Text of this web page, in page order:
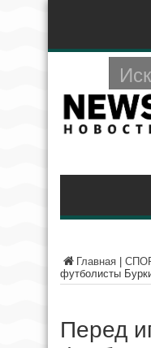
Главная
футболисты
Перед